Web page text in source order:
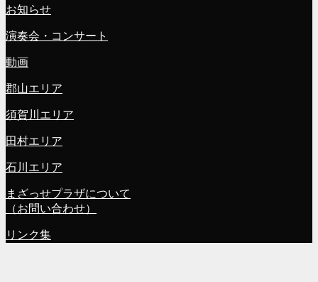
お知らせ
演奏会・コンサート
動画
郡山エリア
須賀川エリア
田村エリア
石川エリア
まざっせプラザについて
（お問い合わせ）
リンク集